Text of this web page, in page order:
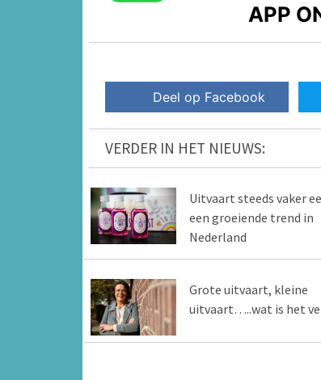
APP
Deel op Facebook
VERDER IN HET NIEUWS:
Uitvaart steeds vaker
een groeiende trend in
Nederland
Grote uitvaart, kleine
uitvaart…..wat is het